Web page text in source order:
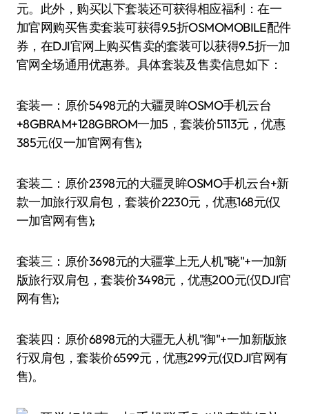
元。此外，购买以下套装还可获得相应福利：在一
加官网购买售卖套装可获得9.5折OSMOMOBILE配件
券，在DJI官网上购买售卖的套装可以获得9.5折一加
官网全场通用优惠券。具体套装及售卖信息如下：
套装一：原价5498元的大疆灵眸OSMO手机云台
+8GBRAM+128GBROM一加5，套装价5113元，优惠
385元(仅一加官网有售);
套装二：原价2398元的大疆灵眸OSMO手机云台+新
款一加旅行双肩包，套装价2230元，优惠168元(仅
一加官网有售);
套装三：原价3698元的大疆掌上无人机"晓"+一加新
版旅行双肩包，套装价3498元，优惠200元(仅DJI官
网有售);
套装四：原价6898元的大疆无人机"御"+一加新版旅
行双肩包，套装价6599元，优惠299元(仅DJI官网有
售)。